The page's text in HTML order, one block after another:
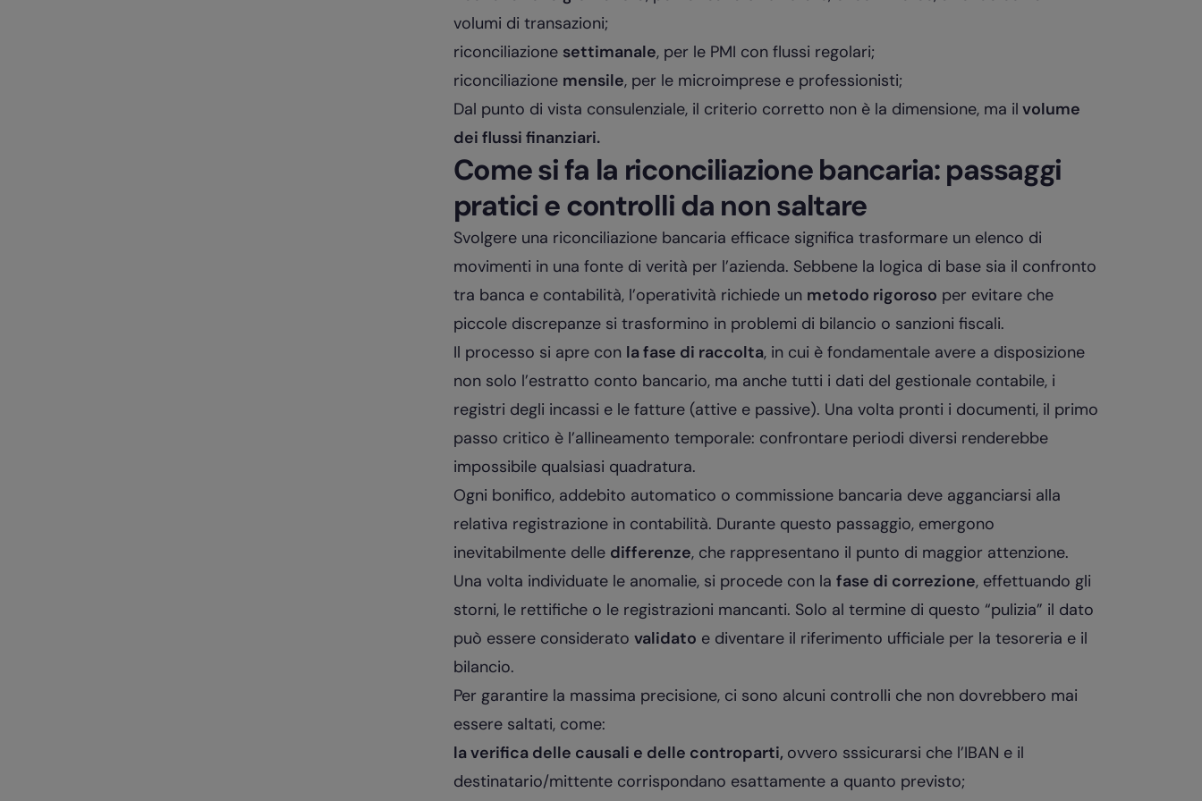
volumi di transazioni;
riconciliazione settimanale, per le PMI con flussi regolari;
riconciliazione mensile, per le microimprese e professionisti;
Dal punto di vista consulenziale, il criterio corretto non è la dimensione, ma il volume
dei flussi finanziari.
Come si fa la riconciliazione bancaria: passaggi
pratici e controlli da non saltare
Svolgere una riconciliazione bancaria efficace significa trasformare un elenco di
movimenti in una fonte di verità per l’azienda. Sebbene la logica di base sia il confronto
tra banca e contabilità, l’operatività richiede un metodo rigoroso per evitare che
piccole discrepanze si trasformino in problemi di bilancio o sanzioni fiscali.
Il processo si apre con la fase di raccolta, in cui è fondamentale avere a disposizione
non solo l’estratto conto bancario, ma anche tutti i dati del gestionale contabile, i
registri degli incassi e le fatture (attive e passive). Una volta pronti i documenti, il primo
passo critico è l’allineamento temporale: confrontare periodi diversi renderebbe
impossibile qualsiasi quadratura.
Ogni bonifico, addebito automatico o commissione bancaria deve agganciarsi alla
relativa registrazione in contabilità. Durante questo passaggio, emergono
inevitabilmente delle differenze, che rappresentano il punto di maggior attenzione.
Una volta individuate le anomalie, si procede con la fase di correzione, effettuando gli
storni, le rettifiche o le registrazioni mancanti. Solo al termine di questo “pulizia” il dato
può essere considerato validato e diventare il riferimento ufficiale per la tesoreria e il
bilancio.
Per garantire la massima precisione, ci sono alcuni controlli che non dovrebbero mai
essere saltati, come:
la verifica delle causali e delle controparti, ovvero sssicurarsi che l’IBAN e il
destinatario/mittente corrispondano esattamente a quanto previsto;